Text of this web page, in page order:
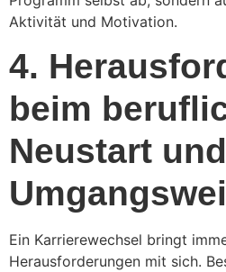
Aktivität und Motivation.
4.
beim
Neustart
Ein Karrierewechsel bringt
Herausforderungen mit sich.